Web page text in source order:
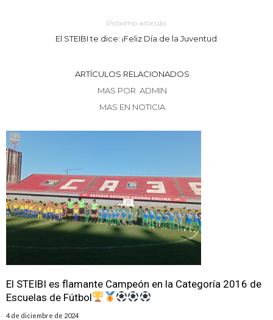
Próximo artículo
El STEIBI te dice: ¡Feliz Día de la Juventud
ARTÍCULOS RELACIONADOS
MAS POR ADMIN
MAS EN NOTICIA
El STEIBI es flamante Campeón en la Categoría 2016 de
Escuelas de Fútbol
4 de diciembre de 2024